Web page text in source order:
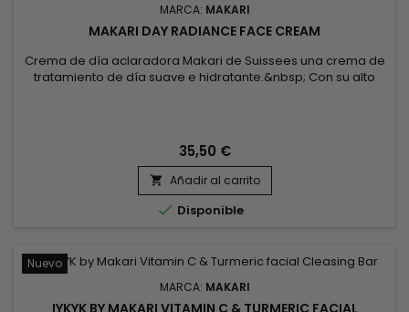
MARCA: MAKARI
MAKARI DAY RADIANCE FACE CREAM
Crema de día aclaradora Makari de Suissees una crema de
tratamiento de día suave e hidratante.&nbsp; Con su alto
Day Radiance Face Cream stimula la formación de nuevas
células de la...
35,50 €
 Añadir al carrito
 Disponible
Nuevo
MARCA: MAKARI